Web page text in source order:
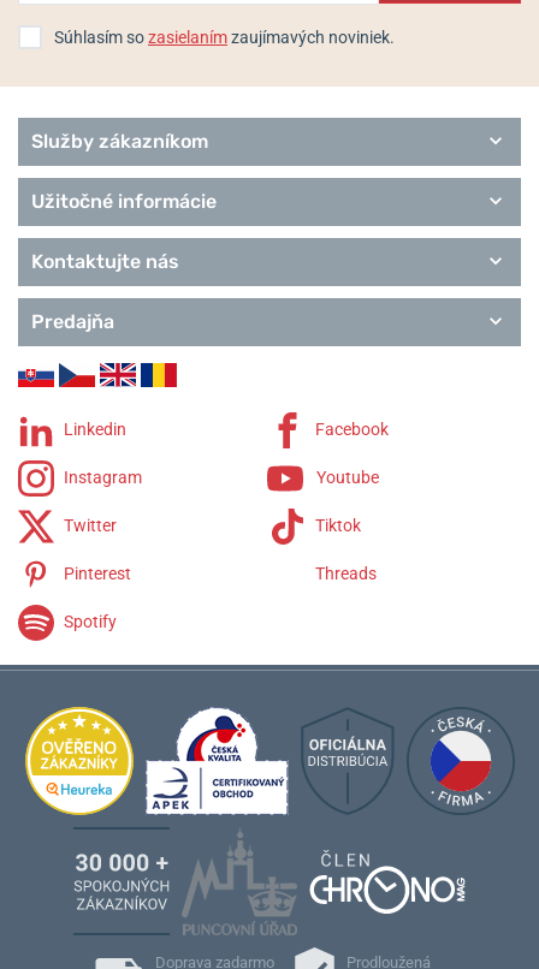
Súhlasím sozasielanímzaujímavých noviniek.
Služby zákazníkom
Užitočné informácie
Kontaktujte nás
Predajňa
Linkedin Facebook
Instagram Youtube
Twitter Tiktok
Pinterest Threads
Spotify
Doprava zadarmo Prodloužená